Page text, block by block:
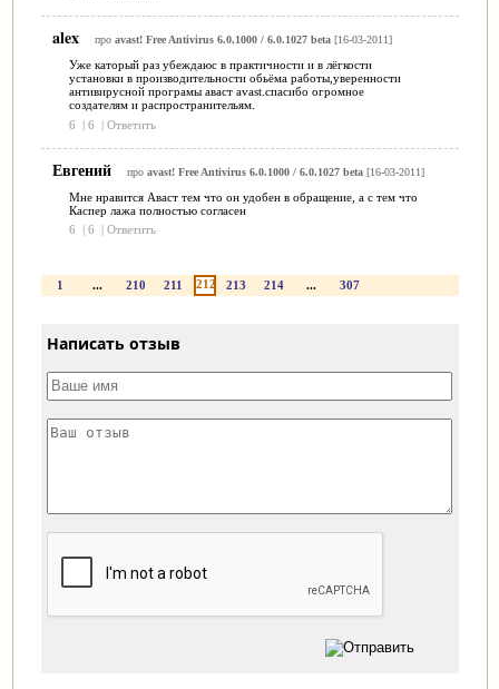
alex про avast! Free Antivirus 6.0.1000 / 6.0.1027 beta[16-03-2011]
Уже каторый раз убеждаюс в практичности и в лёгкости
установки в производительности обьёма работы,уверенности
антивирусной програмы аваст avast.спасибо огромное
создателям и распространительям.
6
| 6 | Ответить
Евгений про avast! Free Antivirus 6.0.1000 / 6.0.1027 beta[16-03-2011]
Мне нравится Аваст тем что он удобен в обращение, а с тем что
Каспер лажа полностью согласен
6
| 6 | Ответить
1 ... 210 211 212 213 214 ... 307
Написать отзыв